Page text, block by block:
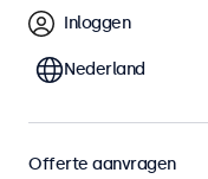
Monitoren en
Inloggen
Nederland
Offerte aanvragen